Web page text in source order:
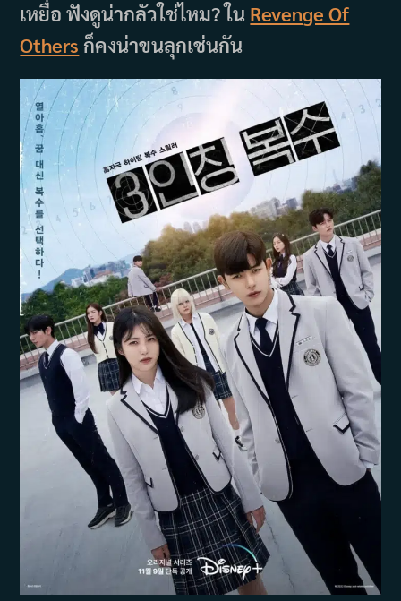
เหยื่อ ฟังดูน่ากลัวใช่ไหม? ใน Revenge Of
Others ก็คงน่าขนลุกเช่นกัน